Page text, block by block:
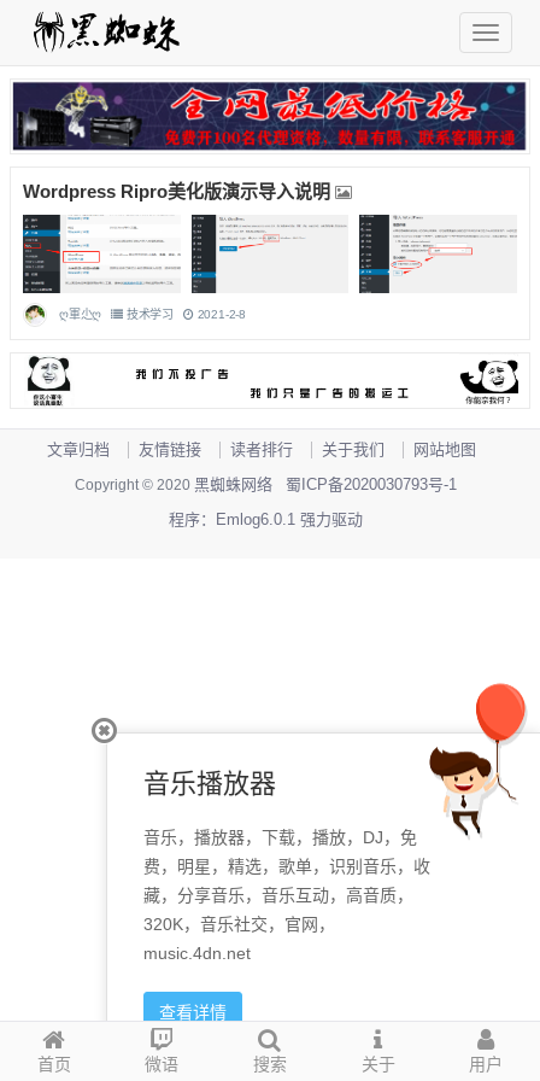
Wordpress Ripro美化版演示导入说明
ღ軍尐ღ 技术学习 2021-2-8
首页 微语 搜索 关于 用户
文章归档 友情链接 读者排行 关于我们 网站地图
Copyright © 2020 黑蜘蛛网络
蜀ICP备2020030793号-1
程序：Emlog6.0.1 强力驱动
音乐播放器
音乐，播放器，下载，播放，DJ，免
费，明星，精选，歌单，识别音乐，收
藏，分享音乐，音乐互动，高音质，
320K，音乐社交，官网，
music.4dn.net
查看详情